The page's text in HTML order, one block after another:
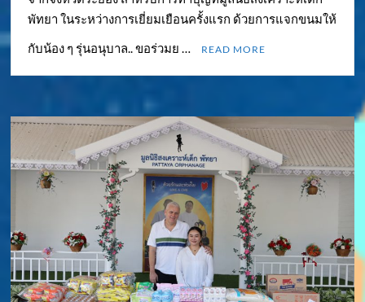
พัทยา ในระหว่างการเยี่ยมเยือนครั้งแรก ด้วยการแจกขนมให้
กับน้อง ๆ รุ่นอนุบาล.. ขอร่วมย …
READ MORE